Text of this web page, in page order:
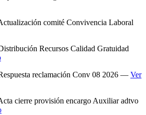
comité Convivencia Laboral
Recursos Calidad Gratuidad
reclamación Conv 08 2026 — Ver
cierre provisión encargo Auxiliar adtvo